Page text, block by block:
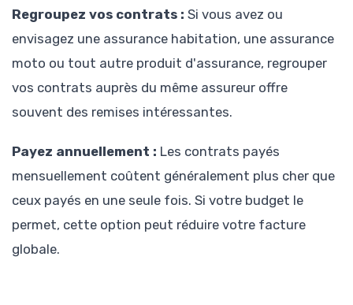
Regroupez vos contrats : Si vous avez ou
envisagez une assurance habitation, une assurance
moto ou tout autre produit d'assurance, regrouper
vos contrats auprès du même assureur offre
souvent des remises intéressantes.
Payez annuellement : Les contrats payés
mensuellement coûtent généralement plus cher que
ceux payés en une seule fois. Si votre budget le
permet, cette option peut réduire votre facture
globale.